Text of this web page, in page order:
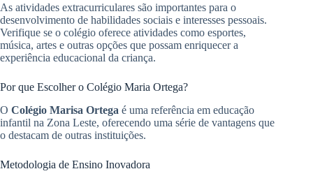
As atividades extracurriculares são importantes para o
desenvolvimento de habilidades sociais e interesses pessoais.
Verifique se o colégio oferece atividades como esportes,
música, artes e outras opções que possam enriquecer a
experiência educacional da criança.
Por que Escolher o Colégio Maria Ortega?
O Colégio Marisa Ortega é uma referência em educação
infantil na Zona Leste, oferecendo uma série de vantagens que
o destacam de outras instituições.
Metodologia de Ensino Inovadora